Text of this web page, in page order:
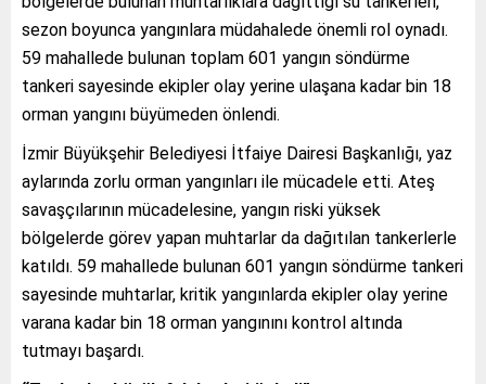
sezon boyunca yangınlara müdahalede önemli rol oynadı.
59 mahallede bulunan toplam 601 yangın söndürme
tankeri sayesinde ekipler olay yerine ulaşana kadar bin 18
orman yangını büyümeden önlendi.
İzmir Büyükşehir Belediyesi İtfaiye Dairesi Başkanlığı, yaz
aylarında zorlu orman yangınları ile mücadele etti. Ateş
savaşçılarının mücadelesine, yangın riski yüksek
bölgelerde görev yapan muhtarlar da dağıtılan tankerlerle
katıldı. 59 mahallede bulunan 601 yangın söndürme tankeri
sayesinde muhtarlar, kritik yangınlarda ekipler olay yerine
varana kadar bin 18 orman yangınını kontrol altında
tutmayı başardı.